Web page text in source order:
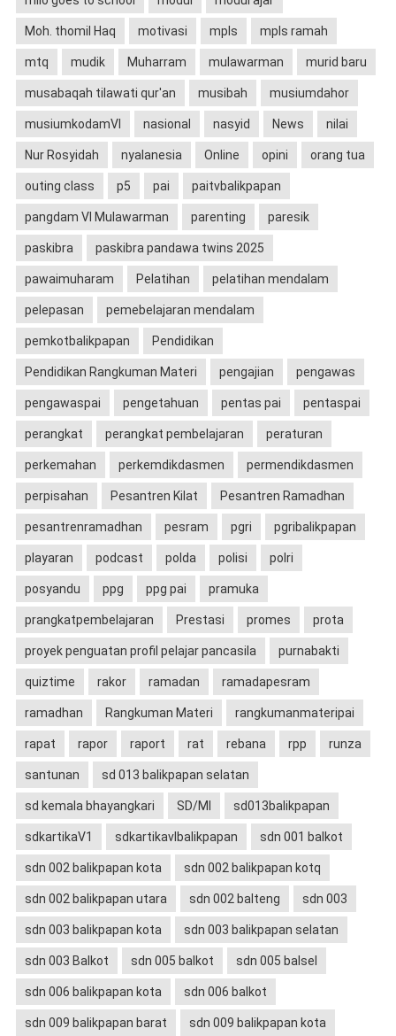
Moh. thomil Haq motivasi mpls mpls ramah
mtq mudik Muharram mulawarman murid baru
musabaqah tilawati qur'an musibah musiumdahor
musiumkodamVI nasional nasyid News nilai
Nur Rosyidah nyalanesia Online opini orang tua
outing class p5 pai paitvbalikpapan
pangdam VI Mulawarman parenting paresik
paskibra paskibra pandawa twins 2025
pawaimuharam Pelatihan pelatihan mendalam
pelepasan pemebelajaran mendalam
pemkotbalikpapan Pendidikan
Pendidikan Rangkuman Materi pengajian pengawas
pengawaspai pengetahuan pentas pai pentaspai
perangkat perangkat pembelajaran peraturan
perkemahan perkemdikdasmen permendikdasmen
perpisahan Pesantren Kilat Pesantren Ramadhan
pesantrenramadhan pesram pgri pgribalikpapan
playaran podcast polda polisi polri
posyandu ppg ppg pai pramuka
prangkatpembelajaran Prestasi promes prota
proyek penguatan profil pelajar pancasila purnabakti
quiztime rakor ramadan ramadapesram
ramadhan Rangkuman Materi rangkumanmateripai
rapat rapor raport rat rebana rpp runza
santunan sd 013 balikpapan selatan
sd kemala bhayangkari SD/MI sd013balikpapan
sdkartikaV1 sdkartikavIbalikpapan sdn 001 balkot
sdn 002 balikpapan kota sdn 002 balikpapan kotq
sdn 002 balikpapan utara sdn 002 balteng sdn 003
sdn 003 balikpapan kota sdn 003 balikpapan selatan
sdn 003 Balkot sdn 005 balkot sdn 005 balsel
sdn 006 balikpapan kota sdn 006 balkot
sdn 009 balikpapan barat sdn 009 balikpapan kota